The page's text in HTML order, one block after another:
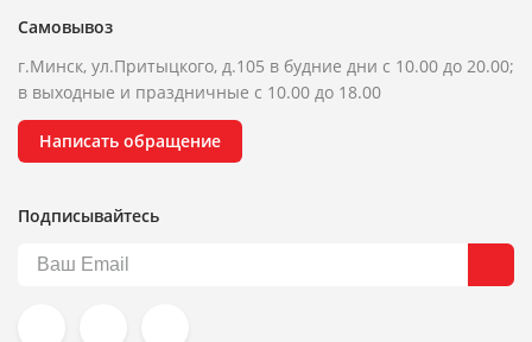
Самовывоз
г.Минск, ул.Притыцкого, д.105 в будние дни с 10.00 до 20.00;
в выходные и праздничные с 10.00 до 18.00
Написать обращение
Подписывайтесь